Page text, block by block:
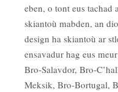
eben, o tont eus tachad
skiantoù mabden, an
design ha skiantoù ar
ensavadur hag eus
Bro-Salavdor, Bro-
Meksik, Bro-Bortugal,